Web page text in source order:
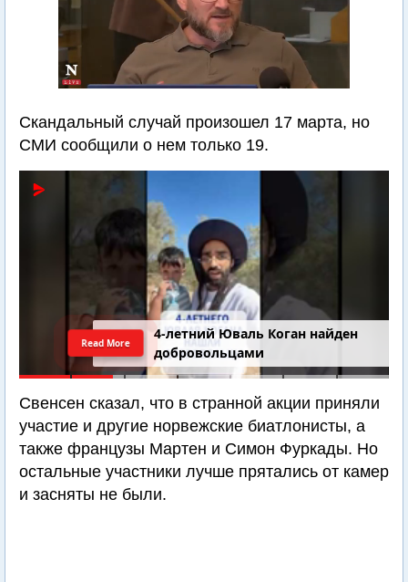
Скандальный случай произошел 17 марта, но
СМИ сообщили о нем только 19.
4-летний Юваль Коган найден
добровольцами
Read More
Свенсен сказал, что в странной акции приняли
участие и другие норвежские биатлонисты, а
также французы Мартен и Симон Фуркады. Но
остальные участники лучше прятались от камер
и засняты не были.